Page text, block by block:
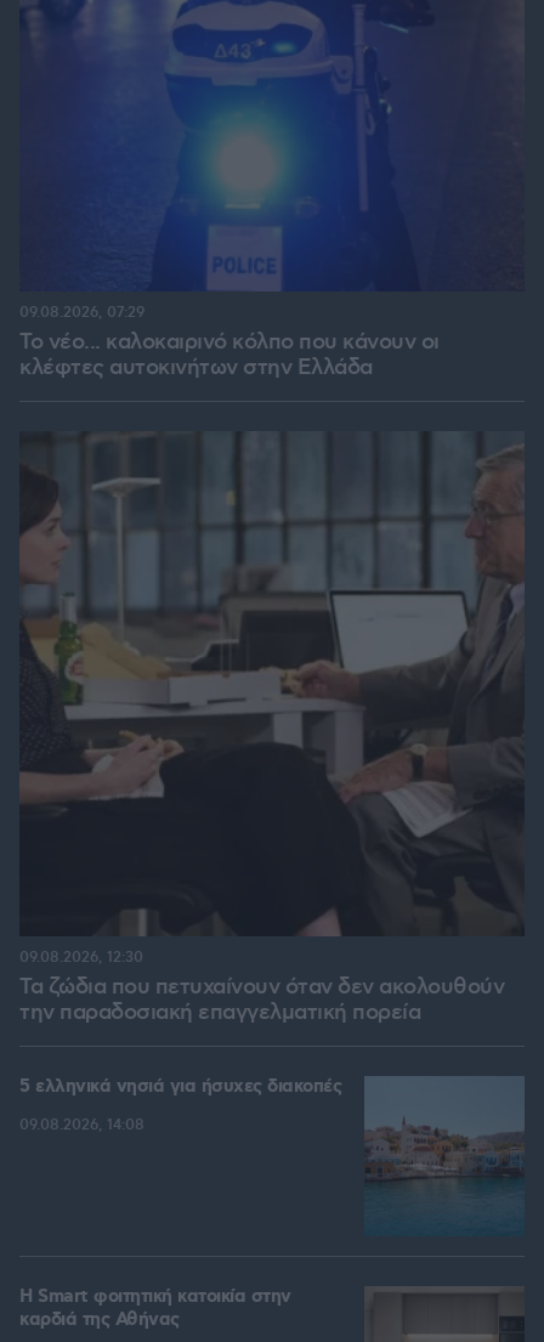
Το νέο... καλοκαιρινό κόλπο που κάνουν οι
κλέφτες αυτοκινήτων στην Ελλάδα
09.08.2026, 07:29
Τα ζώδια που πετυχαίνουν όταν δεν ακολουθούν
την παραδοσιακή επαγγελματική πορεία
09.08.2026, 12:30
5 ελληνικά νησιά για ήσυχες διακοπές
09.08.2026, 14:08
Η Smart φοιτητική κατοικία στην
καρδιά της Αθήνας